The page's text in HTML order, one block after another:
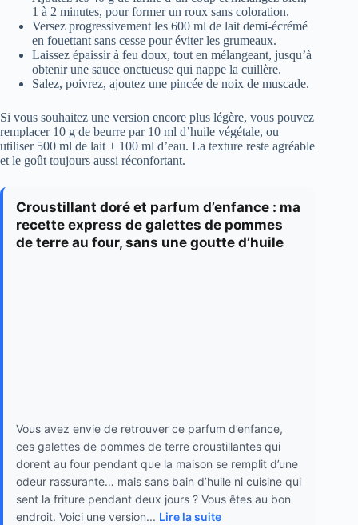
1 à 2 minutes, pour former un roux sans coloration.
Versez progressivement les 600 ml de lait demi-écrémé
en fouettant sans cesse pour éviter les grumeaux.
Laissez épaissir à feu doux, tout en mélangeant, jusqu’à
obtenir une sauce onctueuse qui nappe la cuillère.
Salez, poivrez, ajoutez une pincée de noix de muscade.
Si vous souhaitez une version encore plus légère, vous pouvez
remplacer 10 g de beurre par 10 ml d’huile végétale, ou
utiliser 500 ml de lait + 100 ml d’eau. La texture reste agréable
et le goût toujours aussi réconfortant.
Croustillant doré et parfum d’enfance : ma
recette express de galettes de pommes
de terre au four, sans une goutte d’huile
Vous avez envie de retrouver ce parfum d’enfance,
ces galettes de pommes de terre croustillantes qui
dorent au four pendant que la maison se remplit d’une
odeur rassurante… mais sans bain d’huile ni cuisine qui
sent la friture pendant deux jours ? Vous êtes au bon
endroit. Voici une version... Lire la suite